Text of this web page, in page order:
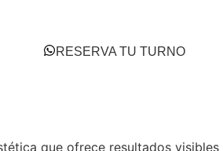
RESERVA TU TURNO
que ofrece resultados visibles